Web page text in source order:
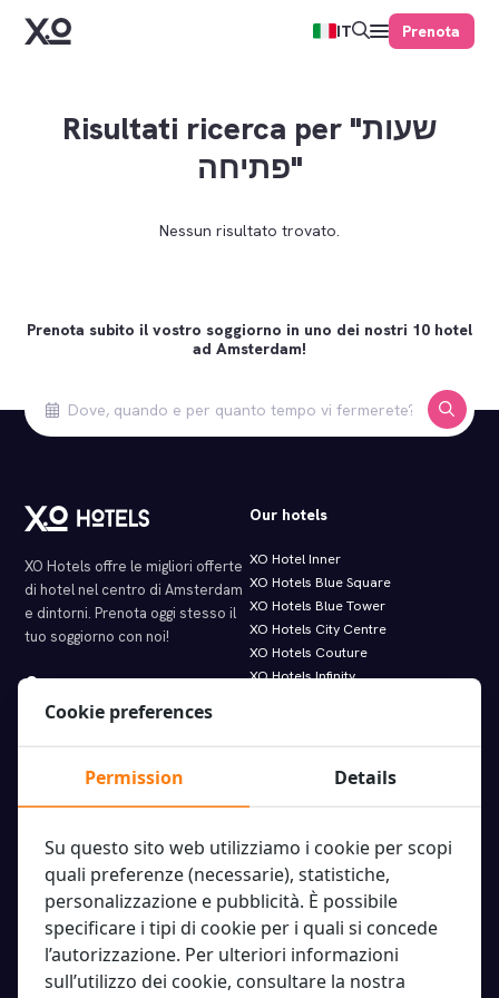
IT Prenota
Risultati ricerca per "שעות
פתיחה"
Nessun risultato trovato.
Prenota subito il vostro soggiorno in uno dei nostri 10 hotel
ad Amsterdam!
XO Hotels offre le migliori offerte
di hotel nel centro di Amsterdam
e dintorni. Prenota oggi stesso il
tuo soggiorno con noi!
Molenwerf 1
1014 AG Amsterdam
Our hotels
XO Hotel Inner
XO Hotels Blue Square
XO Hotels Blue Tower
XO Hotels City Centre
XO Hotels Couture
XO Hotels Infinity
Hotel Levell
Hotel Van Gogh
Informazioni su XO Hotels
Indicazioni stradali
Tipi di camere
Elenco degli ospiti
FAQ XO Hotels
Termini e condizioni
Offerte imbattibili
Noleggia una bicicletta
Visite ed escursioni
Applicazione
Paybylink
Iscriviti alla nostra newsletter
Cookie preferences
Permission Details
Su questo sito web utilizziamo i cookie per scopi
quali preferenze (necessarie), statistiche,
personalizzazione e pubblicità. È possibile
specificare i tipi di cookie per i quali si concede
l’autorizzazione. Per ulteriori informazioni
sull’utilizzo dei cookie, consultare la nostra